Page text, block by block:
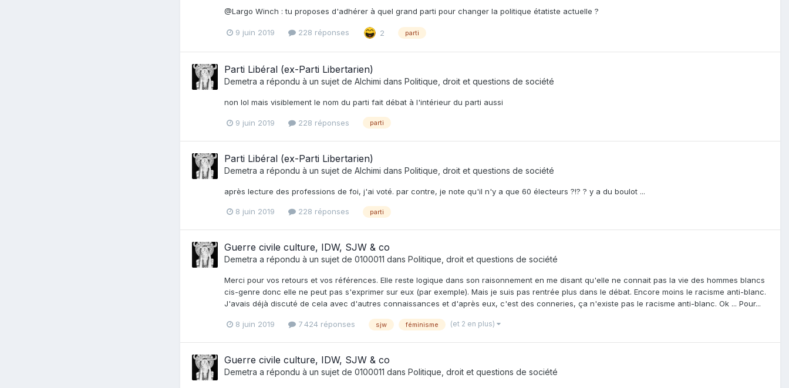
@Largo Winch : tu proposes d'adhérer à quel grand parti pour changer la politique étatiste actuelle ?
9 juin 2019 228 réponses 2 parti
Parti Libéral (ex-Parti Libertarien)
Demetra a répondu à un sujet de Alchimi dans Politique, droit et questions de société
non lol mais visiblement le nom du parti fait débat à l'intérieur du parti aussi
9 juin 2019 228 réponses parti
Parti Libéral (ex-Parti Libertarien)
Demetra a répondu à un sujet de Alchimi dans Politique, droit et questions de société
après lecture des professions de foi, j'ai voté. par contre, je note qu'il n'y a que 60 électeurs ?!? ? y a du boulot ...
8 juin 2019 228 réponses parti
Guerre civile culture, IDW, SJW & co
Demetra a répondu à un sujet de 0100011 dans Politique, droit et questions de société
Merci pour vos retours et vos références. Elle reste logique dans son raisonnement en me disant qu'elle ne connait pas la vie des hommes blancs
cis-genre donc elle ne peut pas s'exprimer sur eux (par exemple). Mais je suis pas rentrée plus dans le débat. Encore moins le racisme anti-blanc.
J'avais déjà discuté de cela avec d'autres connaissances et d'après eux, c'est des conneries, ça n'existe pas le racisme anti-blanc. Ok ... Pour...
8 juin 2019 7 424 réponses sjw féminisme (et 2 en plus)
Guerre civile culture, IDW, SJW & co
Demetra a répondu à un sujet de 0100011 dans Politique, droit et questions de société